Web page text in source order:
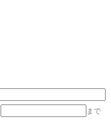
まで